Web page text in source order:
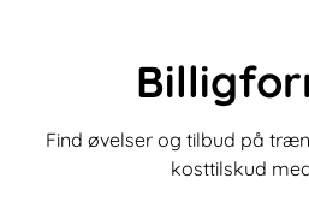
Find øvelser og tilbud på
kosttilskud